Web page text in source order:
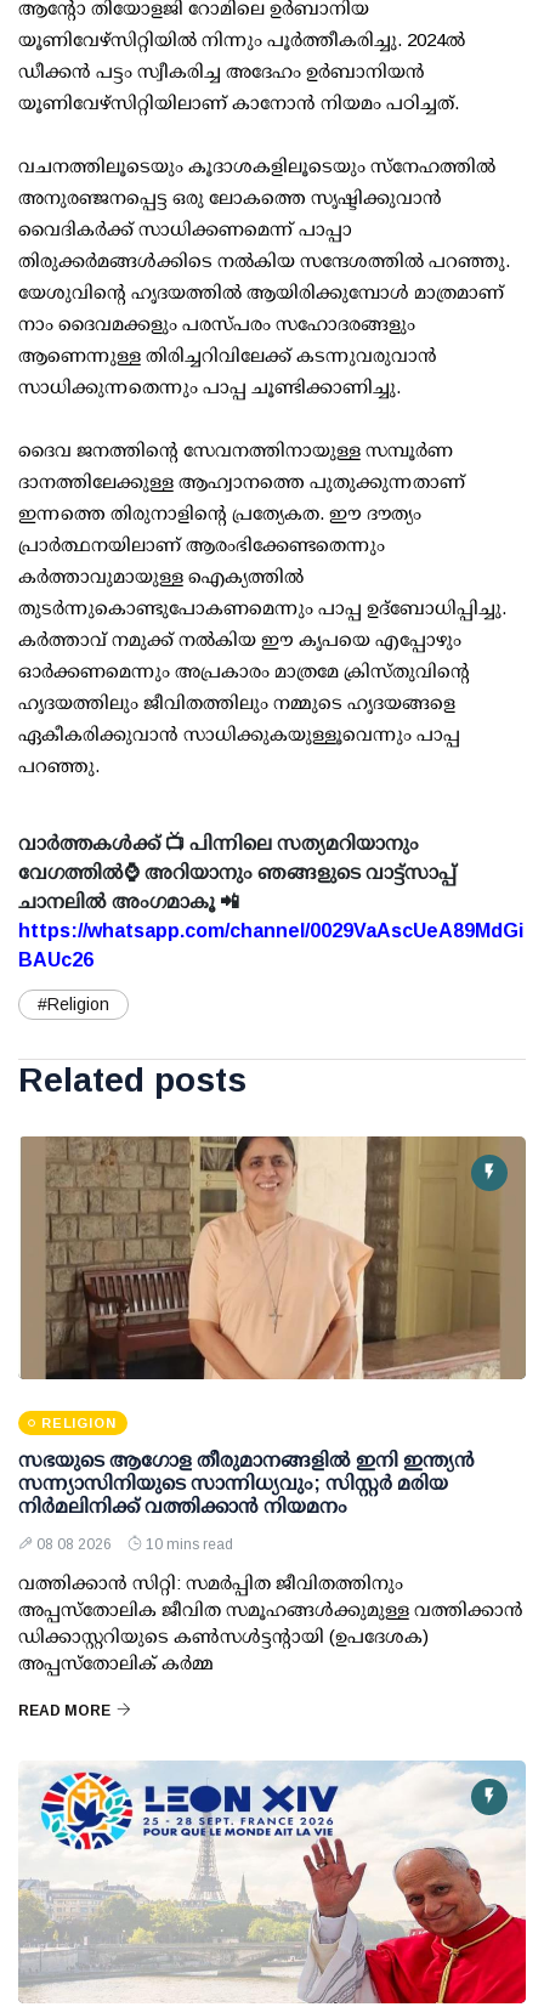
ആന്റോ തിയോളജി റോമിലെ ഉര്‍ബാനിയ
യൂണിവേഴ്‌സിറ്റിയില്‍ നിന്നും പൂര്‍ത്തീകരിച്ചു. 2024ല്‍
ഡീക്കന്‍ പട്ടം സ്വീകരിച്ച അദേഹം ഉര്‍ബാനിയന്‍
യൂണിവേഴ്‌സിറ്റിയിലാണ് കാനോന്‍ നിയമം പഠിച്ചത്.
വചനത്തിലൂടെയും കൂദാശകളിലൂടെയും സ്‌നേഹത്തില്‍
അനുരഞ്ജനപ്പെട്ട ഒരു ലോകത്തെ സൃഷ്ടിക്കുവാന്‍
വൈദികര്‍ക്ക് സാധിക്കണമെന്ന് പാപ്പാ
തിരുക്കര്‍മങ്ങൾക്കിടെ നൽകിയ സന്ദേശത്തില്‍ പറഞ്ഞു.
യേശുവിന്റെ ഹൃദയത്തില്‍ ആയിരിക്കുമ്പോള്‍ മാത്രമാണ്
നാം ദൈവമക്കളും പരസ്പരം സഹോദരങ്ങളും
ആണെന്നുള്ള തിരിച്ചറിവിലേക്ക് കടന്നുവരുവാന്‍
സാധിക്കുന്നതെന്നും പാപ്പ ചൂണ്ടിക്കാണിച്ചു.
ദൈവ ജനത്തിന്റെ സേവനത്തിനായുള്ള സമ്പൂർണ
ദാനത്തിലേക്കുള്ള ആഹ്വാനത്തെ പുതുക്കുന്നതാണ്
ഇന്നത്തെ തിരുനാളിന്റെ പ്രത്യേകത. ഈ ദൗത്യം
പ്രാർത്ഥനയിലാണ് ആരംഭിക്കേണ്ടതെന്നും
കർത്താവുമായുള്ള ഐക്യത്തിൽ
തുടർന്നുകൊണ്ടുപോകണമെന്നും പാപ്പ ഉദ്‌ബോധിപ്പിച്ചു.
കർത്താവ് നമുക്ക് നൽകിയ ഈ കൃപയെ എപ്പോഴും
ഓർക്കണമെന്നും അപ്രകാരം മാത്രമേ ക്രിസ്തുവിന്റെ
ഹൃദയത്തിലും ജീവിതത്തിലും നമ്മുടെ ഹൃദയങ്ങളെ
ഏകീകരിക്കുവാൻ സാധിക്കുകയുള്ളൂവെന്നും പാപ്പ
പറഞ്ഞു.
വാർത്തകൾക്ക് 📺 പിന്നിലെ സത്യമറിയാനും
വേഗത്തിൽ⌚ അറിയാനും ഞങ്ങളുടെ വാട്ട്സാപ്പ്
ചാനലിൽ അംഗമാകൂ 📲
https://whatsapp.com/channel/0029VaAscUeA89MdGi
BAUc26
#Religion
Related posts
RELIGION
സഭയുടെ ആഗോള തീരുമാനങ്ങളിൽ ഇനി ഇന്ത്യൻ
സന്ന്യാസിനിയുടെ സാന്നിധ്യവും; സിസ്റ്റർ മരിയ
നിർമലിനിക്ക് വത്തിക്കാൻ നിയമനം
08 08 2026 10 mins read
വത്തിക്കാൻ സിറ്റി: സമർപ്പിത ജീവിതത്തിനും
അപ്പസ്തോലിക ജീവിത സമൂഹങ്ങൾക്കുമുള്ള വത്തിക്കാൻ
ഡിക്കാസ്റ്ററിയുടെ കൺസൾട്ടന്റായി (ഉപദേശക)
അപ്പസ്തോലിക് കർമ്മ
READ MORE